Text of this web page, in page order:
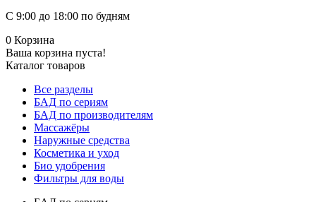
С 9:00 до 18:00 по будням
0 Корзина
Ваша корзина пуста!
Каталог товаров
Все разделы
БАД по сериям
БАД по производителям
Массажёры
Наружные средства
Косметика и уход
Био удобрения
Фильтры для воды